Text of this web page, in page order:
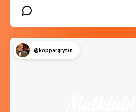
@koppargrytan